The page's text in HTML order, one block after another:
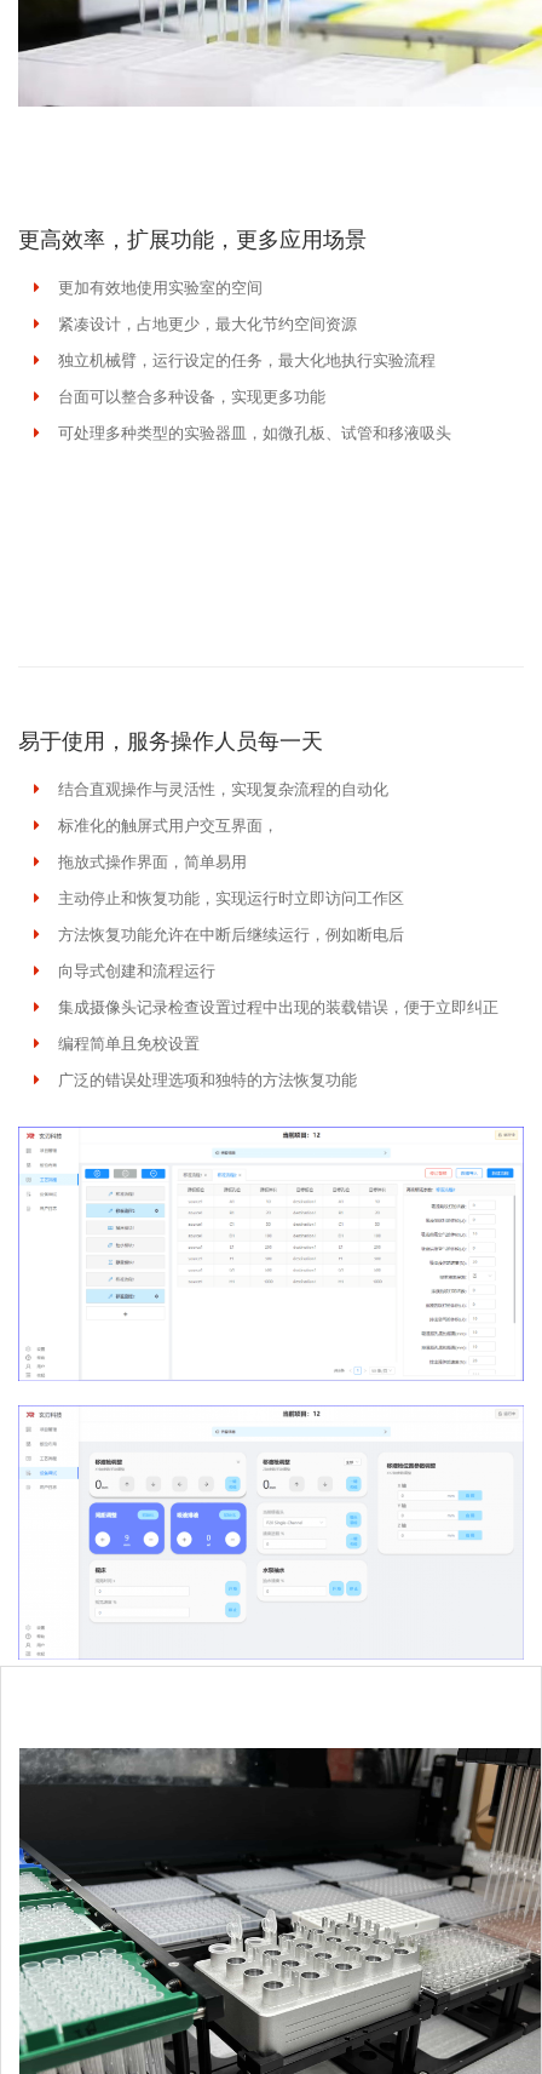
更高效率，扩展功能，更多应用场景
更加有效地使用实验室的空间
紧凑设计，占地更少，最大化节约空间资源
独立机械臂，运行设定的任务，最大化地执行实验流程
台面可以整合多种设备，实现更多功能
可处理多种类型的实验器皿，如微孔板、试管和移液吸头
易于使用，服务操作人员每一天
结合直观操作与灵活性，实现复杂流程的自动化
标准化的触屏式用户交互界面，
拖放式操作界面，简单易用
主动停止和恢复功能，实现运行时立即访问工作区
方法恢复功能允许在中断后继续运行，例如断电后
向导式创建和流程运行
集成摄像头记录检查设置过程中出现的装载错误，便于立即纠正
编程简单且免校设置
广泛的错误处理选项和独特的方法恢复功能